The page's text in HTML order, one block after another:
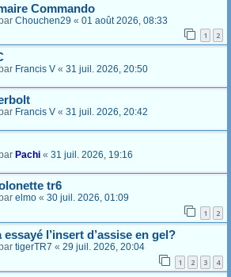
Commando
Chouchen29 « 01 août 2026, 08:33
1 2
Francis V « 31 juil. 2026, 20:50
Francis V « 31 juil. 2026, 20:42
Pachi « 31 juil. 2026, 19:16
tr6
elmo « 30 juil. 2026, 01:09
1 2
essayé l’insert d’assise en gel?
tigerTR7 « 29 juil. 2026, 20:04
1 2 3 4